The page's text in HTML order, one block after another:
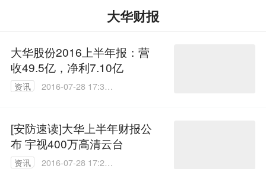
大华财报
大华股份2016上半年报：营
收49.5亿，净利7.10亿
资讯
2016-07-28 17:34:
[安防速读]大华上半年财报公
布 宇视400万高清云台
资讯
2016-07-28 17:29: